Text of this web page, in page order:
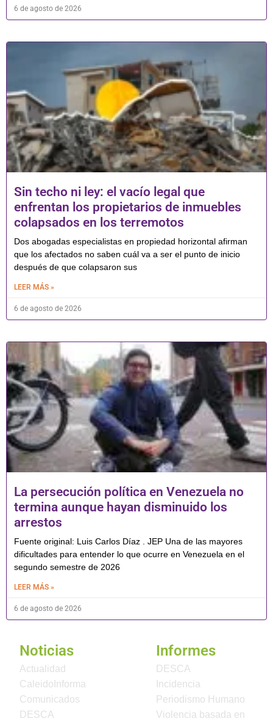
6 de agosto de 2026
Sin techo ni ley: el vacío legal que
enfrentan los propietarios de inmuebles
colapsados en los terremotos
Dos abogadas especialistas en propiedad horizontal afirman
que los afectados no saben cuál va a ser el punto de inicio
después de que colapsaron sus
LEER MÁS »
6 de agosto de 2026
La persecución política en Venezuela no
termina aunque hayan disminuido los
arrestos
Fuente original: Luis Carlos Díaz . JEP Una de las mayores
dificultades para entender lo que ocurre en Venezuela en el
segundo semestre de 2026
LEER MÁS »
6 de agosto de 2026
Noticias
Actualidad
CaleidoInforma
Comunicados
DESCA
Informes
DESCA
Incidencia
Periodismo Humano
Violencia basada en